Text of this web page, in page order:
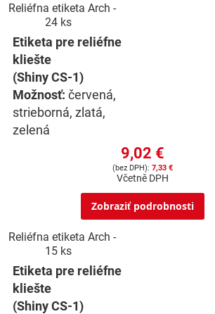
Reliéfna etiketa Arch -
24 ks
Etiketa pre reliéfne
kliešte
(Shiny CS-1)
Možnosť: červená,
strieborná, zlatá,
zelená
9,02 €
7,33 €
Včetně DPH
Zobraziť podrobnosti
Reliéfna etiketa Arch -
15 ks
Etiketa pre reliéfne
kliešte
(Shiny CS-1)